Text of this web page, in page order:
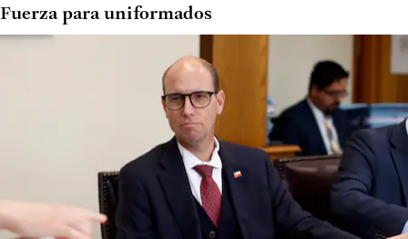
Fuerza para uniformados